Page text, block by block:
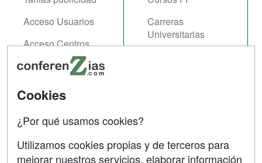
Acceso Usuarios
Acceso Centros
Carreras
Universitarias
Contactar
Copyleft
Cookies
¿Por qué usamos cookies?
Utilizamos cookies propias y de terceros para
mejorar nuestros servicios, elaborar información